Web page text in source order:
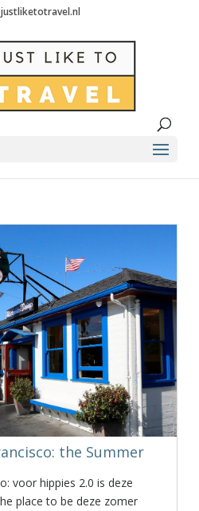
the Summer
voor hippies 2.0 is deze
place to be deze zomer